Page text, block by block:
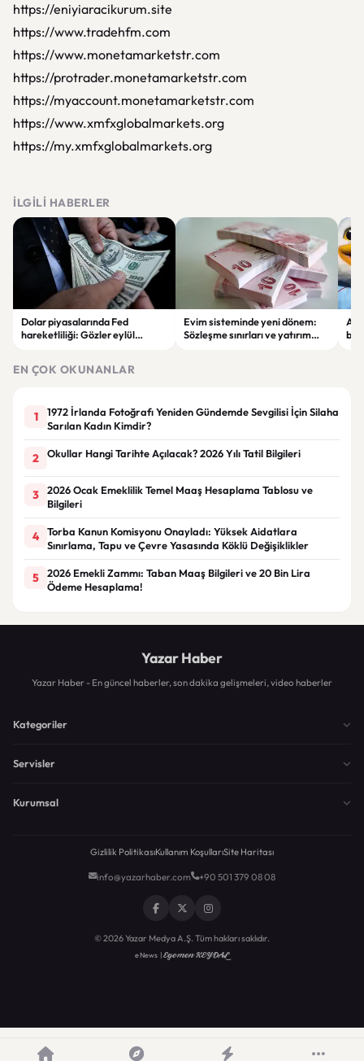
https://eniyiaracikurum.site
https://www.tradehfm.com
https://www.monetamarketstr.com
https://protrader.monetamarketstr.com
https://myaccount.monetamarketstr.com
https://www.xmfxglobalmarkets.org
https://my.xmfxglobalmarkets.org
İLGILI HABERLER
Dolar piyasalarında Fed
hareketliliği: Gözler eylül
Evim sisteminde yeni dönem:
Sözleşme sınırları ve yatırım
EN ÇOK OKUNANLAR
1
1972 İrlanda Fotoğrafı Yeniden Gündemde Sevgilisi İçin Silaha
Sarılan Kadın Kimdir?
2 Okullar Hangi Tarihte Açılacak? 2026 Yılı Tatil Bilgileri
3
2026 Ocak Emeklilik Temel Maaş Hesaplama Tablosu ve
Bilgileri
4
Torba Kanun Komisyonu Onayladı: Yüksek Aidatlara
Sınırlama, Tapu ve Çevre Yasasında Köklü Değişiklikler
5
2026 Emekli Zammı: Taban Maaş Bilgileri ve 20 Bin Lira
Ödeme Hesaplama!
Yazar Haber
Yazar Haber - En güncel haberler, son dakika gelişmeleri, video haberler
Kategoriler
Servisler
Kurumsal
Gizlilik PolitikasıKullanım KoşullarıSite Haritası
info@yazarhaber.com +90 501 379 08 08
© 2026 Yazar Medya A.Ş. Tüm hakları saklıdır.
eNews |Egemen KEYDAL